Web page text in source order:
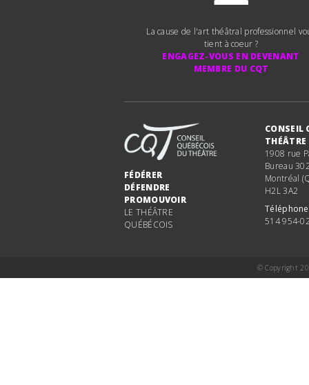
La cause de l'art théâtral professionnel
tient à coeur ?
ENGAGEZ-VOUS EN DEVENANT
MEMBRE DU CQT
FÉDÉRER
DÉFENDRE
PROMOUVOIR
LE THÉÂTRE
QUÉBÉCOIS
CONSEIL
THÉÂTRE
1908 rue
Bureau
Montréal
H2L 3A2
Téléphone
514 954-
© Copyright